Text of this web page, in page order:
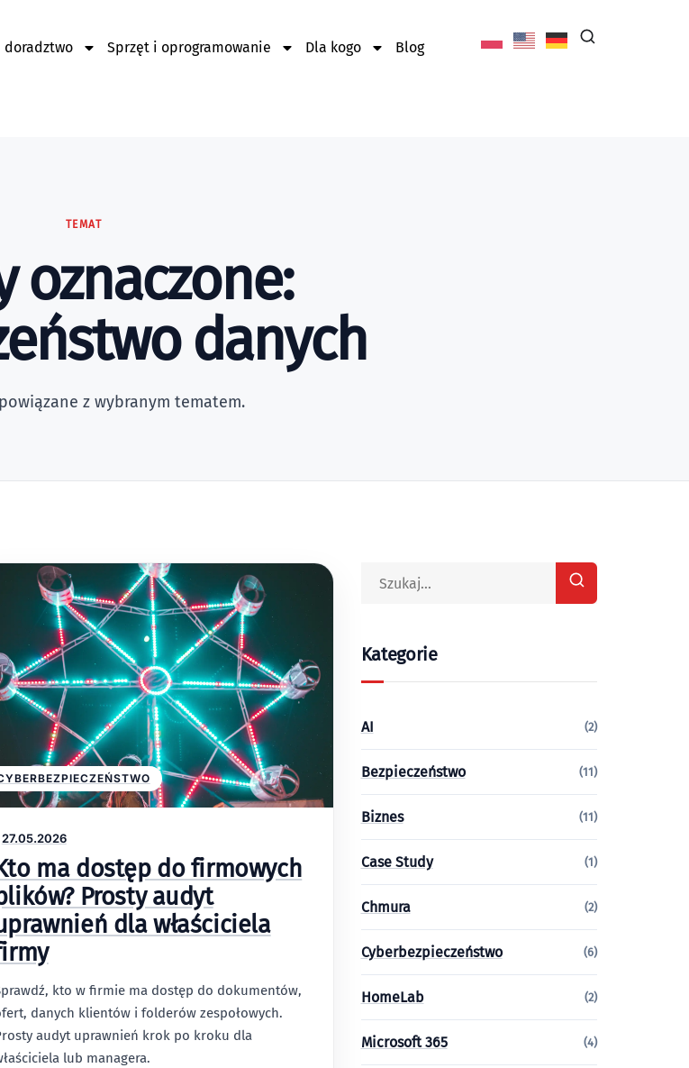
doradztwo Sprzęt i oprogramowanie Dla kogo Blog
TEMAT
oznaczone:
danych
z wybranym tematem.
27.05.2026
ma dostęp do firmowych
Prosty audyt
dla właściciela
kto w firmie ma dostęp do dokumentów,
danych klientów i folderów zespołowych.
audyt uprawnień krok po kroku dla
lub managera.
Kategorie
AI (2)
Bezpieczeństwo (11)
Biznes (11)
Case Study (1)
Chmura (2)
Cyberbezpieczeństwo (6)
HomeLab (2)
Microsoft 365 (4)